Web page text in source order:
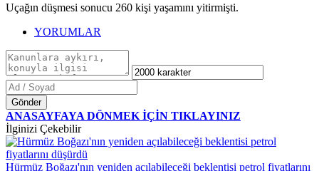
Uçağın düşmesi sonucu 260 kişi yaşamını yitirmişti.
YORUMLAR
Gönder
ANASAYFAYA DÖNMEK İÇİN TIKLAYINIZ
İlginizi Çekebilir
Hürmüz Boğazı'nın yeniden açılabileceği beklentisi petrol fiyatlarını